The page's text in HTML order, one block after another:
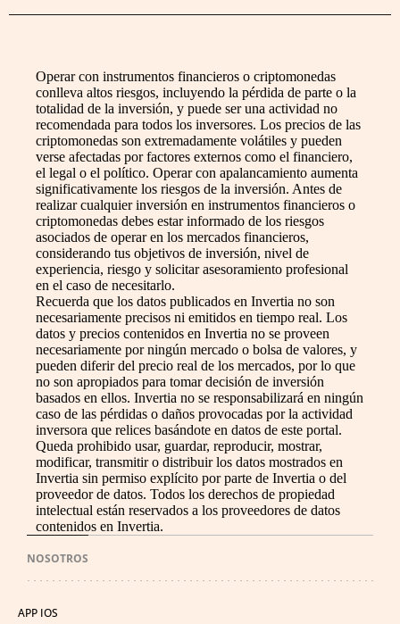
Operar con instrumentos financieros o criptomonedas
conlleva altos riesgos, incluyendo la pérdida de parte o la
totalidad de la inversión, y puede ser una actividad no
recomendada para todos los inversores. Los precios de las
criptomonedas son extremadamente volátiles y pueden
verse afectadas por factores externos como el financiero,
el legal o el político. Operar con apalancamiento aumenta
significativamente los riesgos de la inversión. Antes de
realizar cualquier inversión en instrumentos financieros o
criptomonedas debes estar informado de los riesgos
asociados de operar en los mercados financieros,
considerando tus objetivos de inversión, nivel de
experiencia, riesgo y solicitar asesoramiento profesional
en el caso de necesitarlo.
Recuerda que los datos publicados en Invertia no son
necesariamente precisos ni emitidos en tiempo real. Los
datos y precios contenidos en Invertia no se proveen
necesariamente por ningún mercado o bolsa de valores, y
pueden diferir del precio real de los mercados, por lo que
no son apropiados para tomar decisión de inversión
basados en ellos. Invertia no se responsabilizará en ningún
caso de las pérdidas o daños provocadas por la actividad
inversora que relices basándote en datos de este portal.
Queda prohibido usar, guardar, reproducir, mostrar,
modificar, transmitir o distribuir los datos mostrados en
Invertia sin permiso explícito por parte de Invertia o del
proveedor de datos. Todos los derechos de propiedad
intelectual están reservados a los proveedores de datos
contenidos en Invertia.
NOSOTROS
APP IOS